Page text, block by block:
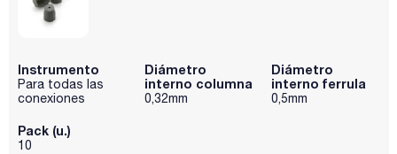
Instrumento
Para todas las
conexiones
Diámetro
interno columna
0,32mm
Diámetro
interno ferrula
0,5mm
Pack (u.)
10